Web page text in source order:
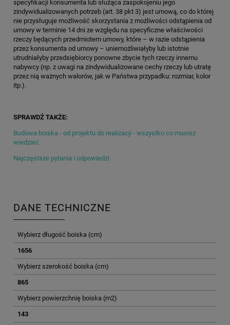
specyfikacji konsumenta lub służąca zaspokojeniu jego
zindywidualizowanych potrzeb (art. 38 pkt 3) jest umową, co do której
nie przysługuje możliwość skorzystania z możliwości odstąpienia od
umowy w terminie 14 dni ze względu na specyficzne właściwości
rzeczy będących przedmiotem umowy, które – w razie odstąpienia
przez konsumenta od umowy – uniemożliwiałyby lub istotnie
utrudniałyby przedsiębiorcy ponowne zbycie tych rzeczy innemu
nabywcy (np. z uwagi na zindywidualizowane cechy rzeczy lub utratę
przez nią ważnych walorów, jak w Państwa przypadku: rozmiar, kolor
itp.).
SPRAWDŹ TAKŻE:
Budowa boiska - od projektu do realizacji - wszystko co musisz
wiedzieć
Najczęstsze pytania i odpowiedzi
DANE TECHNICZNE
Wybierz długość boiska (cm)
1656
Wybierz szerokość boiska (cm)
865
Wybierz powierzchnię boiska (m2)
143